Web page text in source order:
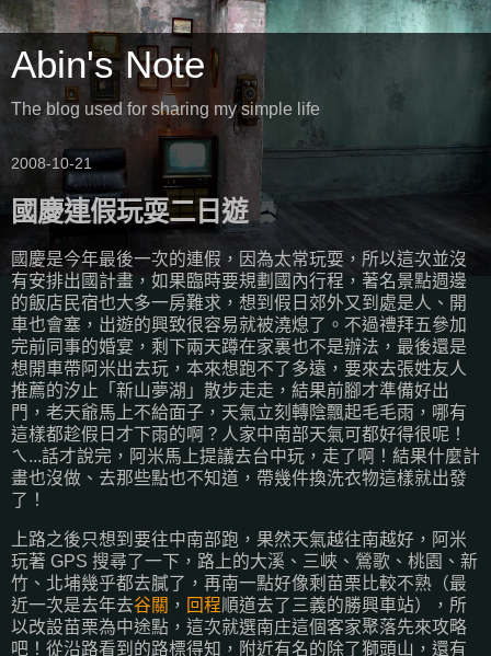
Abin's Note
The blog used for sharing my simple life
2008-10-21
國慶連假玩耍二日遊
國慶是今年最後一次的連假，因為太常玩耍，所以這次並沒
有安排出國計畫，如果臨時要規劃國內行程，著名景點週邊
的飯店民宿也大多一房難求，想到假日郊外又到處是人、開
車也會塞，出遊的興致很容易就被澆熄了。不過禮拜五參加
完前同事的婚宴，剩下兩天蹲在家裏也不是辦法，最後還是
想開車帶阿米出去玩，本來想跑不了多遠，要來去張姓友人
推薦的汐止「新山夢湖」散步走走，結果前腳才準備好出
門，老天爺馬上不給面子，天氣立刻轉陰飄起毛毛雨，哪有
這樣都趁假日才下雨的啊？人家中南部天氣可都好得很呢！
ㄟ...話才說完，阿米馬上提議去台中玩，走了啊！結果什麼計
畫也沒做、去那些點也不知道，帶幾件換洗衣物這樣就出發
了！
上路之後只想到要往中南部跑，果然天氣越往南越好，阿米
玩著 GPS 搜尋了一下，路上的大溪、三峽、鶯歌、桃園、新
竹、北埔幾乎都去膩了，再南一點好像剩苗栗比較不熟（最
近一次是去年去谷關 ， 回程順道去了三義的勝興車站），所
以改設苗栗為中途點，這次就選南庄這個客家聚落先來攻略
吧！從沿路看到的路標得知，附近有名的除了獅頭山，還有